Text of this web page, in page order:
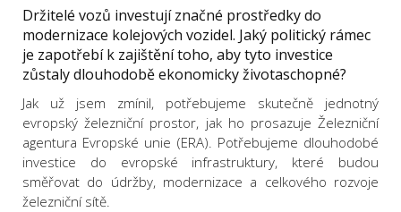
Držitelé vozů investují značné prostředky do
modernizace kolejových vozidel. Jaký politický rámec
je zapotřebí k zajištění toho, aby tyto investice
zůstaly dlouhodobě ekonomicky životaschopné?
Jak už jsem zmínil, potřebujeme skutečně jednotný
evropský železniční prostor, jak ho prosazuje Železniční
agentura Evropské unie (ERA). Potřebujeme dlouhodobé
investice do evropské infrastruktury, které budou
směřovat do údržby, modernizace a celkového rozvoje
železniční sítě.